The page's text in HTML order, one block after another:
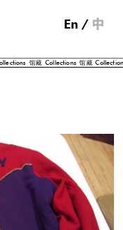
En 中
馆藏 Collections 馆藏 Collections 馆藏